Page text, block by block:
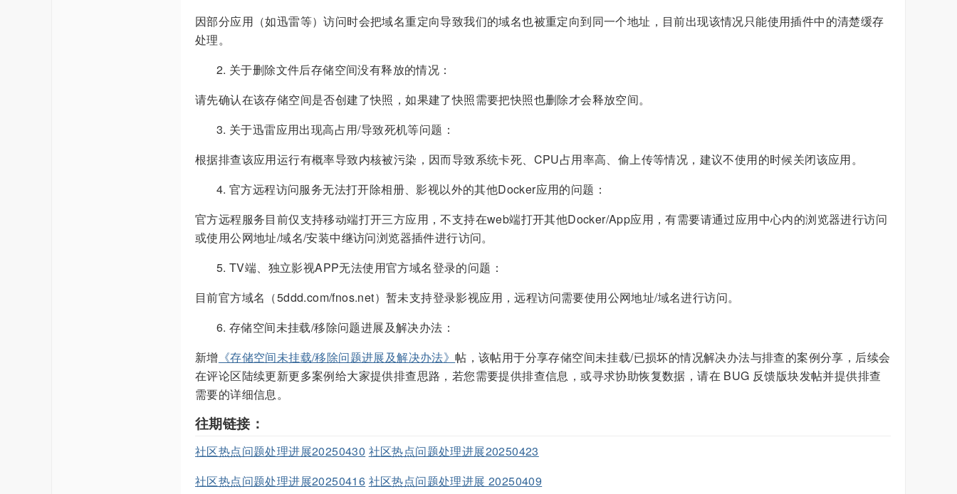
因部分应用（如迅雷等）访问时会把域名重定向导致我们的域名也被重定向到同一个地址，目前出现该情况只能使用插件中的清楚缓存
处理。
关于删除文件后存储空间没有释放的情况：
请先确认在该存储空间是否创建了快照，如果建了快照需要把快照也删除才会释放空间。
关于迅雷应用出现高占用/导致死机等问题：
根据排查该应用运行有概率导致内核被污染，因而导致系统卡死、CPU占用率高、偷上传等情况，建议不使用的时候关闭该应用。
官方远程访问服务无法打开除相册、影视以外的其他Docker应用的问题：
官方远程服务目前仅支持移动端打开三方应用，不支持在web端打开其他Docker/App应用，有需要请通过应用中心内的浏览器进行访问
或使用公网地址/域名/安装中继访问浏览器插件进行访问。
TV端、独立影视APP无法使用官方域名登录的问题：
目前官方域名（5ddd.com/fnos.net）暂未支持登录影视应用，远程访问需要使用公网地址/域名进行访问。
存储空间未挂载/移除问题进展及解决办法：
新增 《存储空间未挂载/移除问题进展及解决办法》帖，该帖用于分享存储空间未挂载/已损坏的情况解决办法与排查的案例分享，后续会
在评论区陆续更新更多案例给大家提供排查思路，若您需要提供排查信息，或寻求协助恢复数据，请在 BUG 反馈版块发帖并提供排查
需要的详细信息。
往期链接：
社区热点问题处理进展20250430 社区热点问题处理进展20250423
社区热点问题处理进展20250416 社区热点问题处理进展 20250409